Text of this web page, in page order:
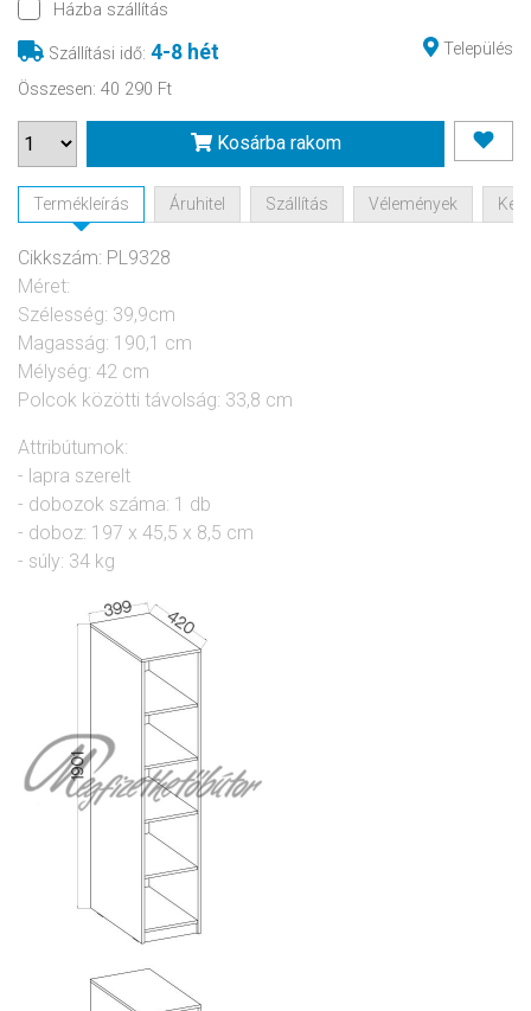
Házba szállítás
Szállítási idő: 4-8 hét
Település
Összesen: 40 290 Ft
Kosárba rakom
Termékleírás Áruhitel Szállítás Vélemények
Cikkszám: PL9328
Méret:
Szélesség: 39,9cm
Magasság: 190,1 cm
Mélység: 42 cm
Polcok közötti távolság: 33,8 cm
Attribútumok:
- lapra szerelt
- dobozok száma: 1 db
- doboz: 197 x 45,5 x 8,5 cm
- súly: 34 kg